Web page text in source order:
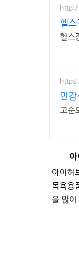
헬
헬스
민
고순
아이허
목욕용
을 많이